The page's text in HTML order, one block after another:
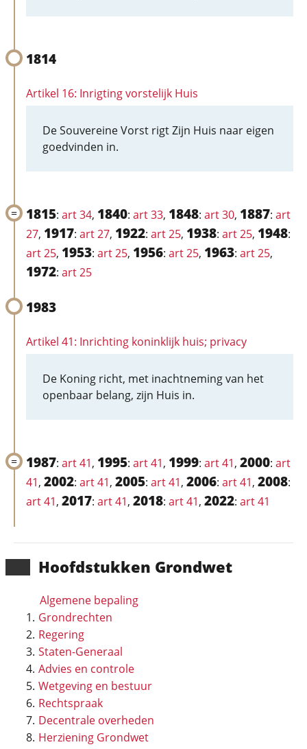
Hoofd­stukken Grondwet
Algemene bepaling
Grondrechten
Regering
Staten-Generaal
Advies en controle
Wetgeving en bestuur
Rechtspraak
Decentrale overheden
Herziening Grondwet
1814
Artikel 16: Inrigting vorstelijk Huis
De Souvereine Vorst rigt Zijn Huis naar eigen
goedvinden in.
1815: art 34, 1840: art 33, 1848: art 30, 1887: art
27, 1917: art 27, 1922: art 25, 1938: art 25, 1948:
art 25, 1953: art 25, 1956: art 25, 1963: art 25,
1972: art 25
1983
Artikel 41: Inrichting koninklijk huis; privacy
De Koning richt, met inachtneming van het
openbaar belang, zijn Huis in.
1987: art 41, 1995: art 41, 1999: art 41, 2000: art
41, 2002: art 41, 2005: art 41, 2006: art 41, 2008:
art 41, 2017: art 41, 2018: art 41, 2022: art 41